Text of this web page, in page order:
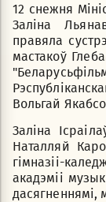
12 снежня
Заліна
правяла
мастакоў
Вольгай
Заліна
Наталляй
гімназіі-
акадэміі
дасягненнямі,